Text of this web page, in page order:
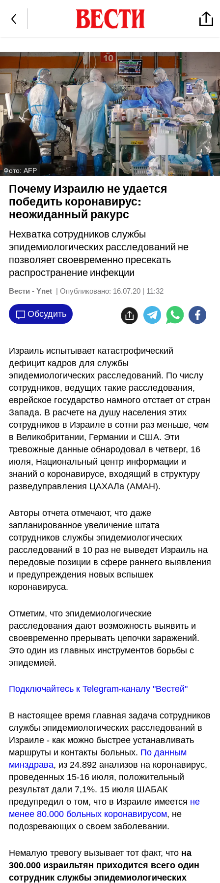
Фото: AFP
Почему Израилю не удается
победить коронавирус:
неожиданный ракурс
Нехватка сотрудников службы
эпидемиологических расследований не
позволяет своевременно пресекать
распространение инфекции
Вести - Ynet | Опубликовано: 16.07.20 | 11:32
Обсудить
Израиль испытывает катастрофический
дефицит кадров для службы
эпидемиологических расследований. По числу
сотрудников, ведущих такие расследования,
еврейское государство намного отстает от стран
Запада. В расчете на душу населения этих
сотрудников в Израиле в сотни раз меньше, чем
в Великобритании, Германии и США. Эти
тревожные данные обнародовал в четверг, 16
июля, Национальный центр информации и
знаний о коронавирусе, входящий в структуру
разведуправления ЦАХАЛа (АМАН).
Авторы отчета отмечают, что даже
запланированное увеличение штата
сотрудников службы эпидемиологических
расследований в 10 раз не выведет Израиль на
передовые позиции в сфере раннего выявления
и предупреждения новых вспышек
коронавируса.
Отметим, что эпидемиологические
расследования дают возможность выявить и
своевременно прерывать цепочки заражений.
Это один из главных инструментов борьбы с
эпидемией.
Подключайтесь к Telegram-каналу "Вестей"
В настоящее время главная задача сотрудников
службы эпидемиологических расследований в
Израиле - как можно быстрее устанавливать
маршруты и контакты больных. По данным
минздрава, из 24.892 анализов на коронавирус,
проведенных 15-16 июля, положительный
результат дали 7,1%. 15 июля ШАБАК
предупредил о том, что в Израиле имеется не
менее 80.000 больных коронавирусом, не
подозревающих о своем заболевании.
Немалую тревогу вызывает тот факт, что на
300.000 израильтян приходится всего один
сотрудник службы эпидемиологических